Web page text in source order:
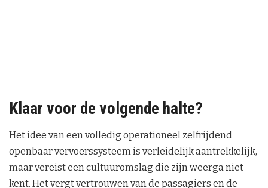
Klaar voor de volgende halte?
Het idee van een volledig operationeel zelfrijdend
openbaar vervoerssysteem is verleidelijk aantrekkelijk,
maar vereist een cultuuromslag die zijn weerga niet
kent. Het vergt vertrouwen van de passagiers en de